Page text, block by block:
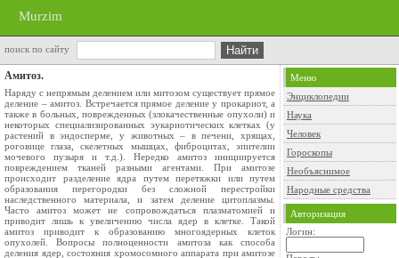
Murzim
поиск по сайту
Амитоз.
Наряду с непрямым делением или митозом существует прямое
деление – амитоз. Встречается прямое деление у прокариот, а
также в больных, поврежденных (злокачественные опухоли) и
некоторых специализированных эукариотических клетках (у
растений в эндосперме, у животных – в печени, хрящах,
роговице глаза, скелетных мышцах, фиброцитах, эпителии
мочевого пузыря и т.д.). Нередко амитоз инициируется
повреждением тканей разными агентами. При амитозе
происходит разделение ядра путем перетяжки или путем
образования перегородки без сложной перестройки
наследственного материала, и затем деление цитоплазмы.
Часто амитоз может не сопровождаться плазматомией и
приводит лишь к увеличению числа ядер в клетке. Такой
амитоз приводит к образованию многоядерных клеток
опухолей. Вопросы полноценности амитоза как способа
деления ядер, состояния хромосомного аппарата при амитозе
Меню
Энциклопедии
Наука
Человек
Гороскопы
Необъяснимое
Народные средства
Авторизация
Логин: